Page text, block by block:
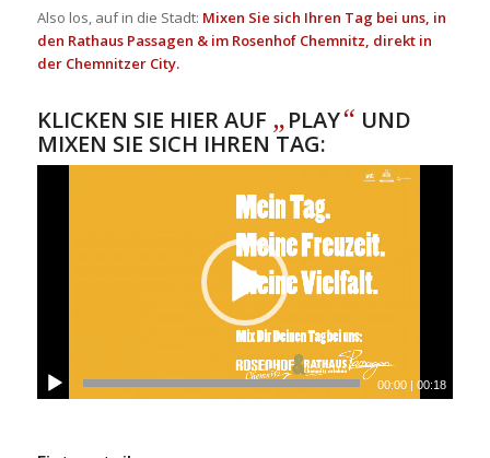
Also los, auf in die Stadt: Mixen Sie sich Ihren Tag bei uns, in
den Rathaus Passagen & im Rosenhof Chemnitz, direkt in
der Chemnitzer City.
KLICKEN SIE HIER AUF „PLAY“ UND
MIXEN SIE SICH IHREN TAG:
00:00 |00:18